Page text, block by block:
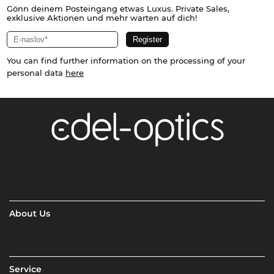
Gönn deinem Posteingang etwas Luxus. Private Sales,
exklusive Aktionen und mehr warten auf dich!
You can find further information on the processing of your
personal data here
About Us
Service